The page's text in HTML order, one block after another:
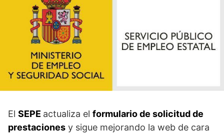
El SEPE actualiza el formulario de solicitud de
prestaciones y sigue mejorando la web de cara